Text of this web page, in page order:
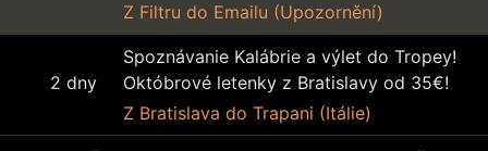
Z Filtru do Emailu (Upozornění)
2 dny
Spoznávanie Kalábrie a výlet do Tropey!
Októbrové letenky z Bratislavy od 35€!
Z Bratislava do Trapani (Itálie)